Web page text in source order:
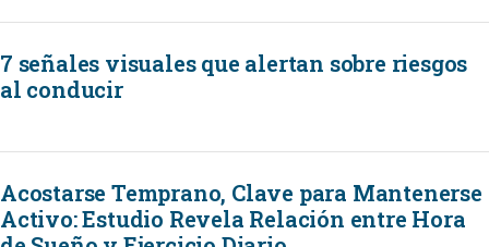
7 señales visuales que alertan sobre riesgos
al conducir
Acostarse Temprano, Clave para Mantenerse
Activo: Estudio Revela Relación entre Hora